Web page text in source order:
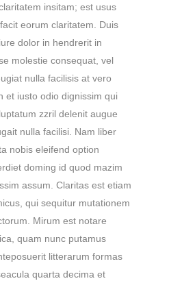
insitam; est usus
eorum claritatem. Duis
dolor in hendrerit in
molestie consequat, vel
nulla facilisis at vero
et iusto odio dignissim qui
zzril delenit augue
nulla facilisi. Nam liber
nobis eleifend option
doming id quod mazim
assum. Claritas est etiam
qui sequitur mutationem
Mirum est notare
quam nunc putamus
litterarum formas
quarta decima et